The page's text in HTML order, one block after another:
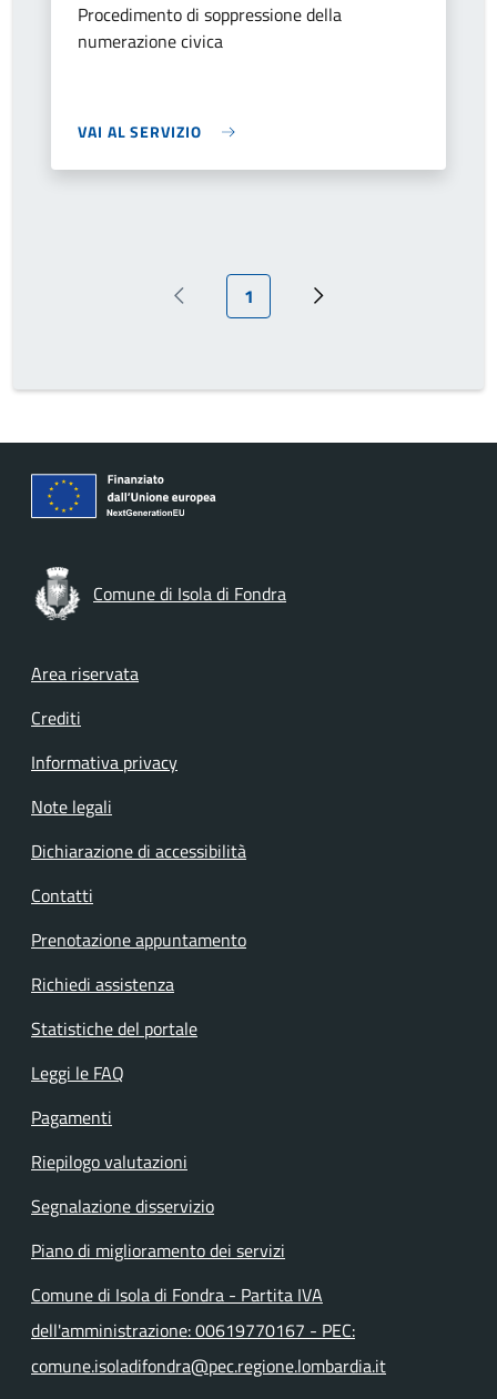
Procedimento di soppressione della
numerazione civica
VAI AL SERVIZIO
Pagina precedente
Pagina attuale
1 Prossima pagina
Comune di Isola di Fondra
Footer menu
Area riservata
Crediti
Informativa privacy
Note legali
Dichiarazione di accessibilità
Contatti
Prenotazione appuntamento
Richiedi assistenza
Statistiche del portale
Leggi le FAQ
Pagamenti
Riepilogo valutazioni
Segnalazione disservizio
Piano di miglioramento dei servizi
Comune di Isola di Fondra - Partita IVA
dell'amministrazione: 00619770167 - PEC:
comune.isoladifondra@pec.regione.lombardia.it